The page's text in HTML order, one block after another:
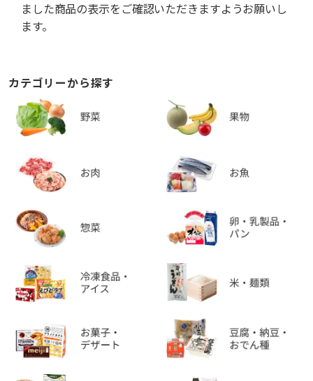
ました商品の表示をご確認いただきますようお願いし
ます。
カテゴリーから探す